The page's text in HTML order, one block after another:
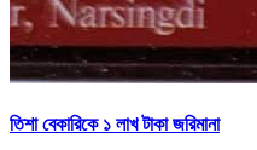
তিশা বেকারিকে ১ লাখ টাকা জরিমানা